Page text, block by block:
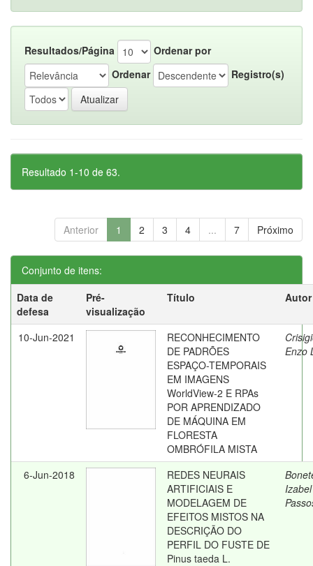
Resultados/Página
Ordenar por
Ordenar
Registro(s)
Resultado 1-10 de 63.
Anterior 1 2 3 4 ... 7 Próximo
Conjunto de itens:
Data de
defesa
Pré-
visualização
Título Autor
10-Jun-2021
RECONHECIMENTO
DE PADRÕES
ESPAÇO-TEMPORAIS
EM IMAGENS
WorldView-2 E RPAs
POR APRENDIZADO
DE MÁQUINA EM
FLORESTA
OMBRÓFILA MISTA
Enzo
6-Jun-2018
REDES NEURAIS
ARTIFICIAIS E
MODELAGEM DE
EFEITOS MISTOS NA
DESCRIÇÃO DO
PERFIL DO FUSTE DE
Pinus taeda L.
Izabel